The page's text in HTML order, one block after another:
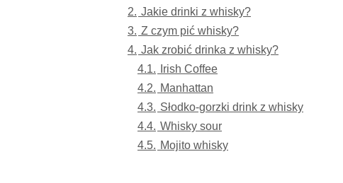
2. Jakie drinki z whisky?
3. Z czym pić whisky?
4. Jak zrobić drinka z whisky?
4.1.
Irish Coffee
4.2. Manhattan
4.3. Słodko-gorzki drink z whisky
4.4. Whisky sour
4.5. Mojito whisky